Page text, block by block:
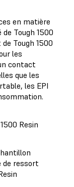
en matière
Tough 1500
Tough 1500
les
contact
que les
les EPI
Resin
de ressort